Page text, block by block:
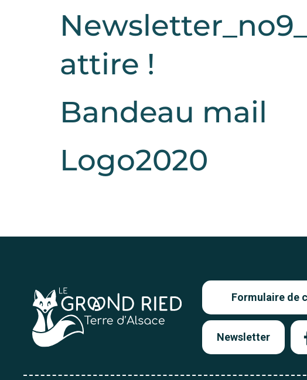
attire !
Bandeau mail
Logo2020
Formulaire de
Newsletter